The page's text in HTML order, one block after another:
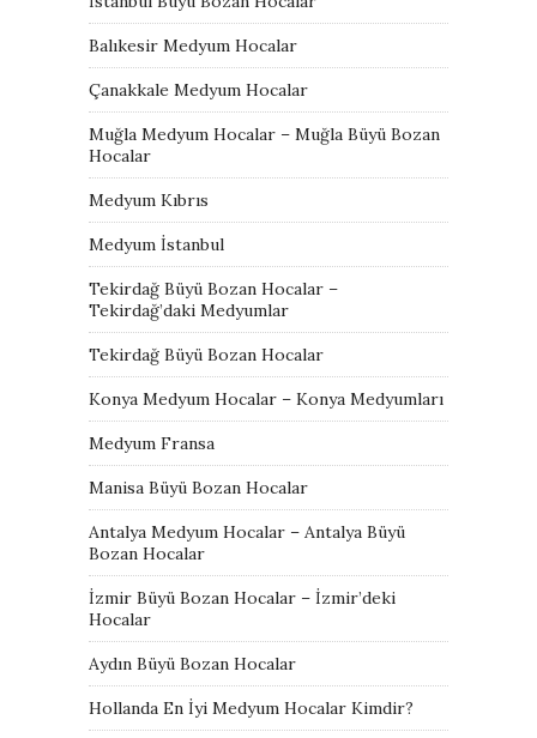
Balıkesir Medyum Hocalar
Çanakkale Medyum Hocalar
Muğla Medyum Hocalar – Muğla Büyü Bozan
Hocalar
Medyum Kıbrıs
Medyum İstanbul
Tekirdağ Büyü Bozan Hocalar –
Tekirdağ’daki Medyumlar
Tekirdağ Büyü Bozan Hocalar
Konya Medyum Hocalar – Konya Medyumları
Medyum Fransa
Manisa Büyü Bozan Hocalar
Antalya Medyum Hocalar – Antalya Büyü
Bozan Hocalar
İzmir Büyü Bozan Hocalar – İzmir’deki
Hocalar
Aydın Büyü Bozan Hocalar
Hollanda En İyi Medyum Hocalar Kimdir?